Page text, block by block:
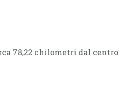
78,22 chilometri dal centro